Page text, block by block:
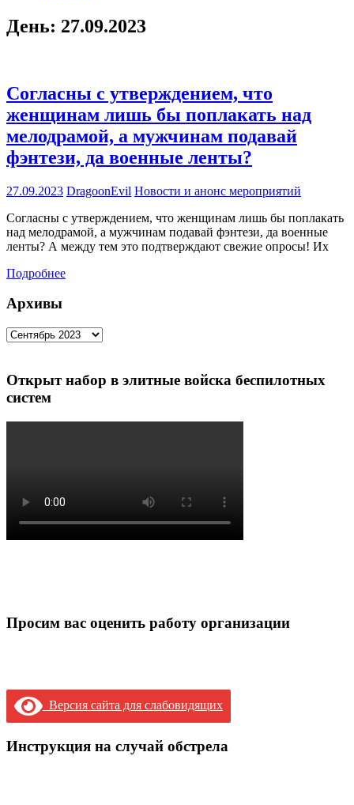
День: 27.09.2023
Согласны с утверждением, что
женщинам лишь бы поплакать над
мелодрамой, а мужчинам подавай
фэнтези, да военные ленты?
27.09.2023 DragoonEvil Новости и анонс мероприятий
Согласны с утверждением, что женщинам лишь бы поплакать
над мелодрамой, а мужчинам подавай фэнтези, да военные
ленты? А между тем это подтверждают свежие опросы! Их
Подробнее
Архивы
Архивы
Открыт набор в элитные войска беспилотных
систем
Просим вас оценить работу организации
Версия сайта для слабовидящих
Инструкция на случай обстрела